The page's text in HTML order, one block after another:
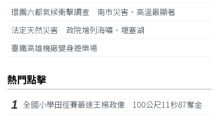
環團六都氣候衝擊調查 南市災害、高溫最顯著
法定天然災害 政院增列海嘯、堰塞湖
臺鐵高雄機廠變身遊樂場
熱門點擊
1 全國小學田徑賽最速王楊政偉 100公尺11秒87奪金